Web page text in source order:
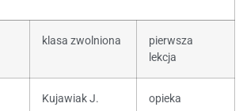
klasa zwolniona
pierwsza
lekcja
Kujawiak J. opieka